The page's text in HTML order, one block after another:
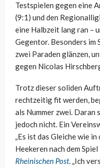
Testspielen gegen eine
(9:1) und den
eine Halbzeit lang ran –
Gegentor. Besonders im
zwei Paraden glänzen,
gegen Nicolas
Trotz dieser soliden
rechtzeitig fit werden,
als Nummer zwei.
jedoch nicht. Ein
„Es ist das Gleiche wie
Heekeren nach dem
Rheinischen Post. „Ich